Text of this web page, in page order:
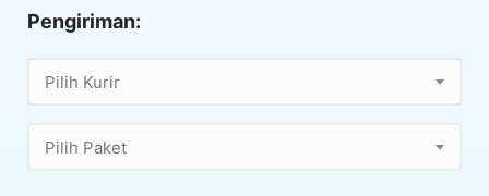
Pengiriman:
Pilih Kurir
Pilih Paket